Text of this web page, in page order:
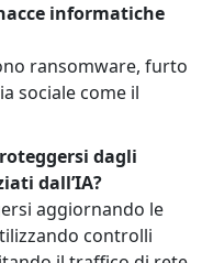
informatiche
ransomware, furto
sociale come il
dagli
dall’IA?
aggiornando le
controlli